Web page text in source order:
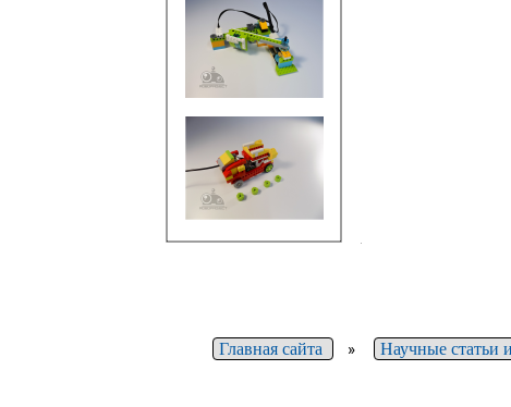
Главная сайта » Научные статьи